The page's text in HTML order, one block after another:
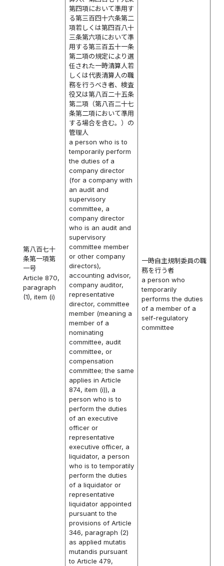
第八百七十
条第一項第
一号
Article 870,
paragraph
(1), item (i)
第四項において準用す
る第三百四十六条第二
項若しくは第四百八十
三条第六項において準
用する第三百五十一条
第二項の規定により選
任された一時清算人若
しくは代表清算人の職
務を行うべき者、検査
役又は第八百二十五条
第二項（第八百二十七
条第二項において準用
する場合を含む。）の
管理人
a person who is to
temporarily perform
the duties of a
company director
(for a company with
an audit and
supervisory
committee, a
company director
who is an audit and
supervisory
committee member
or other company
directors),
accounting advisor,
company auditor,
representative
director, committee
member (meaning a
member of a
nominating
committee, audit
committee, or
compensation
committee; the same
applies in Article
874, item (i)), a
person who is to
perform the duties
of an executive
officer or
representative
executive officer, a
liquidator, a person
who is to temporatily
perform the duties
of a liquidator or
representative
liquidator appointed
pursuant to the
provisions of Article
346, paragraph (2)
as applied mutatis
mutandis pursuant
to Article 479,
一時自主規制委員の職
務を行う者
a person who
temporarily
performs the duties
of a member of a
self-regulatory
committee